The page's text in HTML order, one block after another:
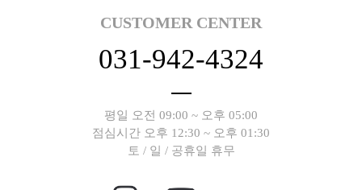
CUSTOMER CENTER
031-942-4324
평일 오전 09:00 ~ 오후 05:00
점심시간 오후 12:30 ~ 오후 01:30
토 / 일 / 공휴일 휴무